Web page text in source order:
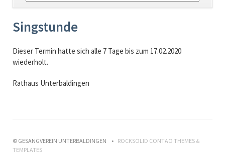
überspringen
Singstunde
Dieser Termin hatte sich alle 7 Tage bis zum 17.02.2020
wiederholt.
Rathaus Unterbaldingen
© GESANGVEREIN UNTERBALDINGEN
ROCKSOLID CONTAO THEMES &
TEMPLATES